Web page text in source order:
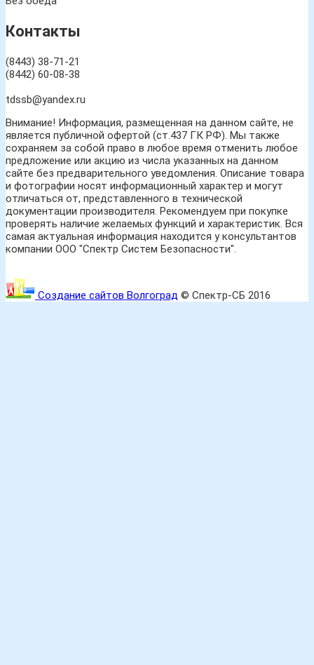
Контакты
(8443) 38-71-21
(8442) 60-08-38
tdssb@yandex.ru
Внимание! Информация, размещенная на данном сайте, не
является публичной офертой (ст.437 ГК РФ). Мы также
сохраняем за собой право в любое время отменить любое
предложение или акцию из числа указанных на данном
сайте без предварительного уведомления. Описание товара
и фотографии носят информационный характер и могут
отличаться от, представленного в технической
документации производителя. Рекомендуем при покупке
проверять наличие желаемых функций и характеристик. Вся
самая актуальная информация находится у консультантов
компании ООО "Спектр Систем Безопасности".
Создание сайтов Волгоград © Спектр-СБ 2016